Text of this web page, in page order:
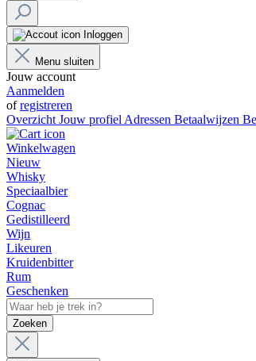
Inloggen
Menu sluiten
Jouw account
Aanmelden
ofregistreren
Overzicht Jouw profiel Adressen Betaalwijzen
Winkelwagen
Nieuw
Whisky
Speciaalbier
Cognac
Gedistilleerd
Wijn
Likeuren
Kruidenbitter
Rum
Geschenken
Zoeken